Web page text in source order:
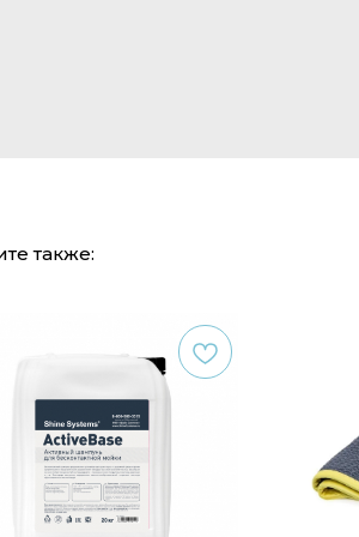
также: